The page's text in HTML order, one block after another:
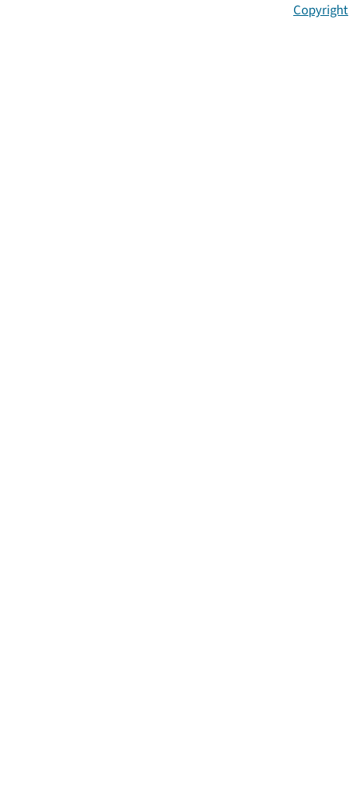
Copyright